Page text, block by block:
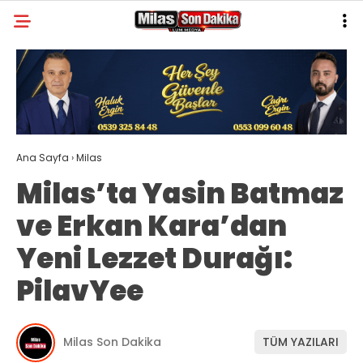
21
GALERİ YAZARLAR
MILAS
MUĞLA’DAN
ASAYIŞ
GÜNDEM
EKONOMI
SPOR
VEFAT
Ana Sayfa ›Milas
Milas’ta Yasin Batmaz
ve Erkan Kara’dan
Yeni Lezzet Durağı:
PilavYee
Milas Son Dakika TÜM YAZILARI